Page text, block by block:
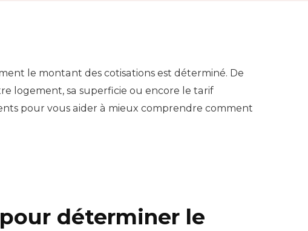
le montant des cotisations est déterminé. De
logement, sa superficie ou encore le tarif
pour vous aider à mieux comprendre comment
déterminer le